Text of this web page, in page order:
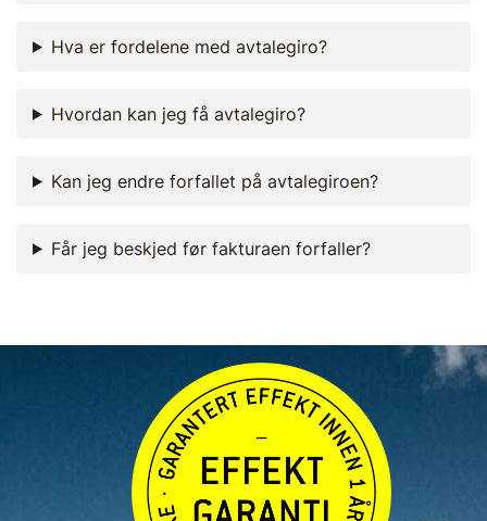
Hva er fordelene med avtalegiro?
Hvordan kan jeg få avtalegiro?
Kan jeg endre forfallet på avtalegiroen?
Får jeg beskjed før fakturaen forfaller?